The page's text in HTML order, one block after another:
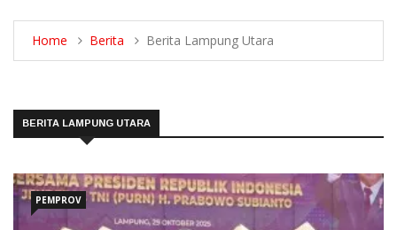
Home Berita Berita Lampung Utara
BERITA LAMPUNG UTARA
PEMPROV